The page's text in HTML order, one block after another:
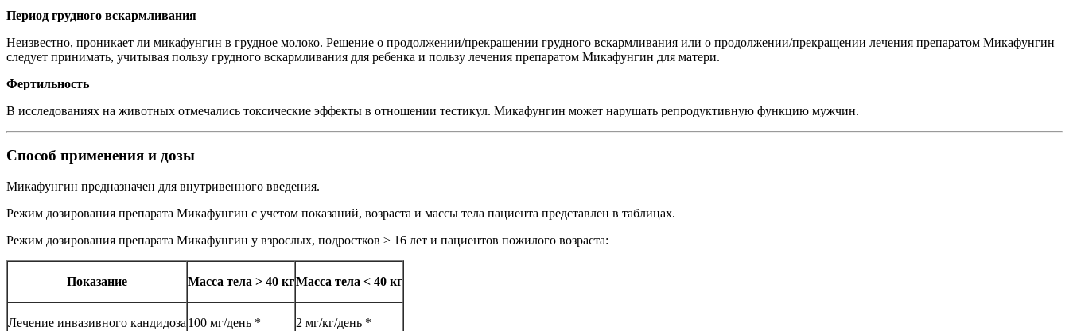
Период грудного вскармливания
Неизвестно, проникает ли микафунгин в грудное молоко. Решение о продолжении/прекращении грудного вскармливания или о продолжении/прекращении лечения препаратом Микафунгин
следует принимать, учитывая пользу грудного вскармливания для ребенка и пользу лечения препаратом Микафунгин для матери.
Фертильность
В исследованиях на животных отмечались токсические эффекты в отношении тестикул. Микафунгин может нарушать репродуктивную функцию мужчин.
Способ применения и дозы
Микафунгин предназначен для внутривенного введения.
Режим дозирования препарата Микафунгин с учетом показаний, возраста и массы тела пациента представлен в таблицах.
Режим дозирования препарата Микафунгин у взрослых, подростков ≥ 16 лет и пациентов пожилого возраста:
Показание Масса тела > 40 кгМасса тела < 40 кг
Лечение инвазивного кандидоза 100 мг/день * 2 мг/кг/день *